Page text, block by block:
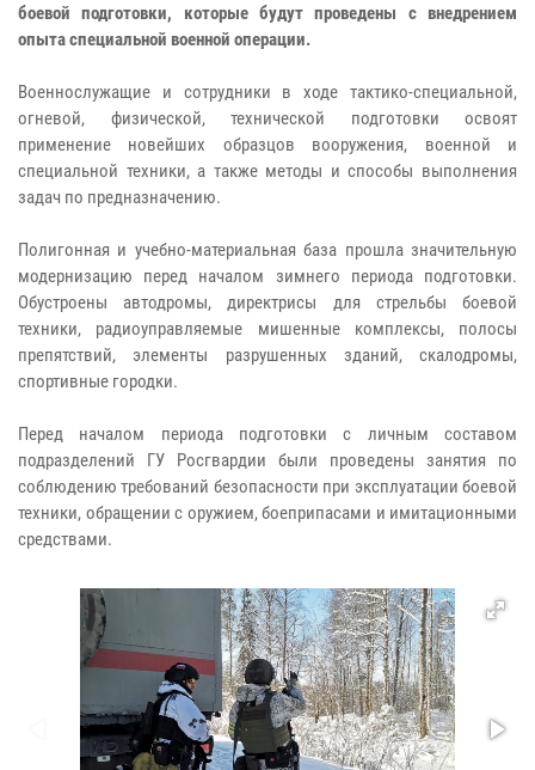
боевой подготовки, которые будут проведены с внедрением
опыта специальной военной операции.
Военнослужащие и сотрудники в ходе тактико-специальной,
огневой, физической, технической подготовки освоят
применение новейших образцов вооружения, военной и
специальной техники, а также методы и способы выполнения
задач по предназначению.
Полигонная и учебно-материальная база прошла значительную
модернизацию перед началом зимнего периода подготовки.
Обустроены автодромы, директрисы для стрельбы боевой
техники, радиоуправляемые мишенные комплексы, полосы
препятствий, элементы разрушенных зданий, скалодромы,
спортивные городки.
Перед началом периода подготовки с личным составом
подразделений ГУ Росгвардии были проведены занятия по
соблюдению требований безопасности при эксплуатации боевой
техники, обращении с оружием, боеприпасами и имитационными
средствами.​​​​​​​